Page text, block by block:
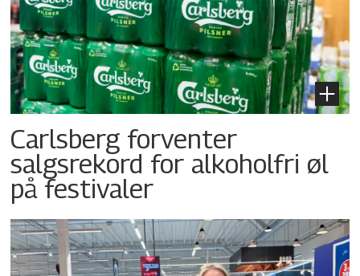
Carlsberg forventer
salgsrekord for alkoholfri øl
på festivaler